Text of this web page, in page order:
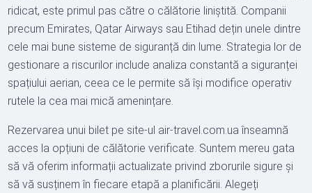
ridicat, este primul pas către o călătorie liniștită. Companii
precum Emirates, Qatar Airways sau Etihad dețin unele dintre
cele mai bune sisteme de siguranță din lume. Strategia lor de
gestionare a riscurilor include analiza constantă a siguranței
spațiului aerian, ceea ce le permite să își modifice operativ
rutele la cea mai mică amenințare.
Rezervarea unui bilet pe site-ul air-travel.com.ua înseamnă
acces la opțiuni de călătorie verificate. Suntem mereu gata
să vă oferim informații actualizate privind zborurile sigure și
să vă susținem în fiecare etapă a planificării. Alegeți